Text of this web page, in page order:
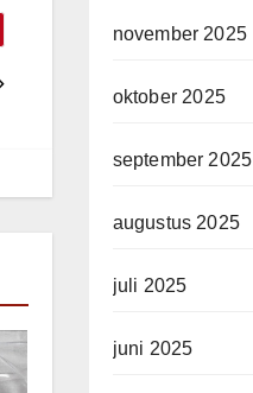
november 2025
oktober 2025
september 2025
augustus 2025
juli 2025
juni 2025